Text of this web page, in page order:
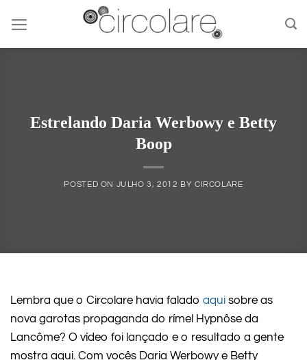
content
Estrelando Daria Werbowy e Betty
Boop
POSTED ON JULHO 3, 2012 BY CIRCOLARE
Lembra que o Circolare havia falado aqui sobre as
nova garotas propaganda do rímel Hypnôse da
Lancôme? O vídeo foi lançado e o resultado a gente
mostra aqui. Com vocês Daria Werbowy e Betty